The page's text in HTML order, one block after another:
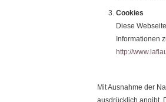
Cookies
Diese
Informationen
http://
Mit Ausnahme der
ausdrücklich angibt.